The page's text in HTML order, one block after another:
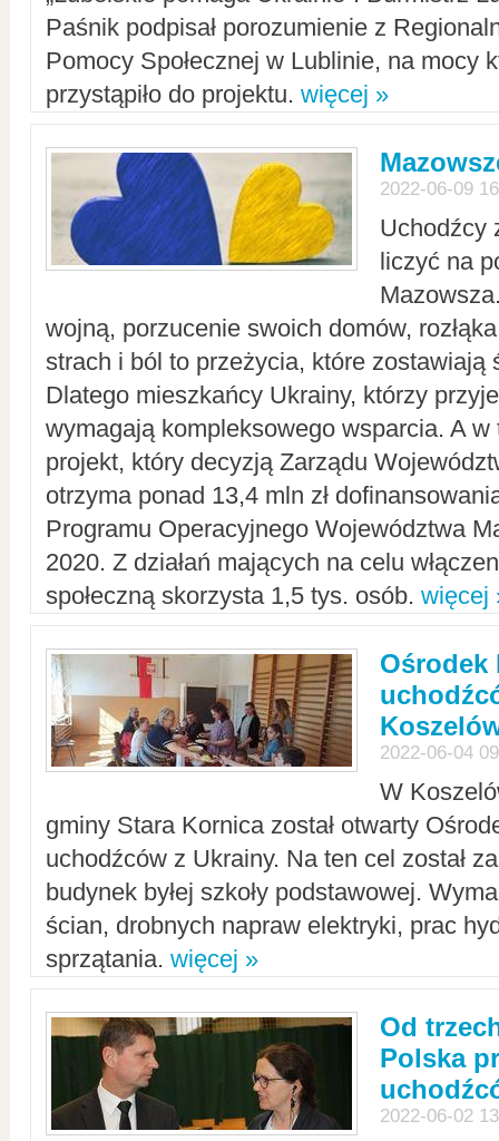
Paśnik podpisał porozumienie z
Pomocy Społecznej w Lublinie, na mocy
przystąpiło do projektu. więcej »
2022-06-09
Uchodźcy
liczyć na
wojną, porzucenie swoich domów,
strach i ból to przeżycia, które zostawiają
Dlatego mieszkańcy Ukrainy, którzy
wymagają kompleksowego wsparcia. A w
projekt, który decyzją Zarządu
otrzyma ponad 13,4 mln zł
Programu Operacyjnego Województwa
2020. Z działań mających na celu
społeczną skorzysta 1,5 tys. osób. więcej
Ośrodek
2022-06-04
W
gminy Stara Kornica został otwarty
uchodźców z Ukrainy. Na ten cel został
budynek byłej szkoły podstawowej.
ścian, drobnych napraw elektryki, prac
sprzątania. więcej »
Od
Polska
2022-06-02